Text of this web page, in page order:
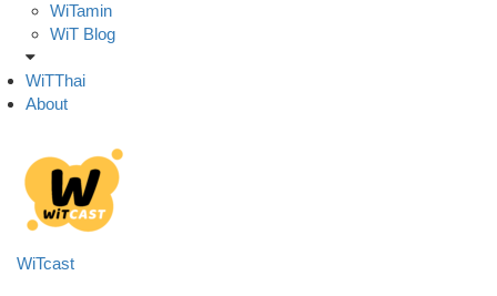
WiTamin
WiT Blog
WiTThai
About
WiTcast